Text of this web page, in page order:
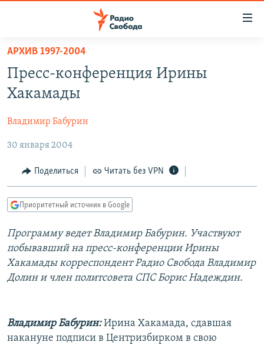
упрощенного
доступа
Вернуться
основному
Вернутся
главной
навигации
Вернутся
поиску
ПОДКАСТЫ
ЦИТАТЫ СВОБОДЫ
МНЕНИЯ
КУЛЬТУРА
IDEL.РЕАЛИИ
КАВКАЗ.РЕАЛИИ
СЕВЕР.РЕАЛИИ
СИБИРЬ.РЕАЛИИ
РАСПИСАНИЕ ВЕЩАНИЯ
СОЦИАЛЬНЫЕ СЕТИ
АРХИВ 1997-2004
Пресс-конференция Ирины
Хакамады
Владимир Бабурин
30 января 2004
Поделиться Читать без VPN
Приоритетный источник в Google
Программу ведет Владимир Бабурин. Участвуют
побывавший на пресс-конференции Ирины
Хакамады корреспондент Радио Свобода Владимир
Долин и член политсовета СПС Борис Надеждин.
Владимир Бабурин:Ирина Хакамада, сдавшая
накануне подписи в Центризбирком в свою